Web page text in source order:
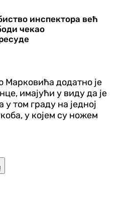
инспектора већ
чекао
Марковића додатно је
имајући у виду да је
у том граду на једној
у којем су ножем